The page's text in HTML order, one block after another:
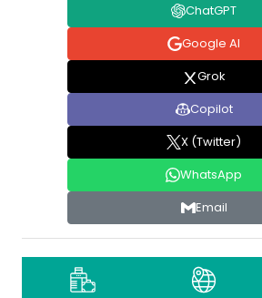
ChatGPT
Google AI
Grok
Copilot
X (Twitter)
WhatsApp
Email